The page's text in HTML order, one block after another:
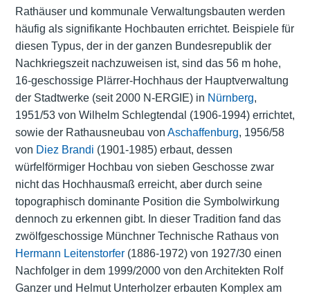
Rathäuser und kommunale Verwaltungsbauten werden
häufig als signifikante Hochbauten errichtet. Beispiele für
diesen Typus, der in der ganzen Bundesrepublik der
Nachkriegszeit nachzuweisen ist, sind das 56 m hohe,
16-geschossige Plärrer-Hochhaus der Hauptverwaltung
der Stadtwerke (seit 2000 N-ERGIE) in Nürnberg,
1951/53 von Wilhelm Schlegtendal (1906-1994) errichtet,
sowie der Rathausneubau von Aschaffenburg, 1956/58
von Diez Brandi (1901-1985) erbaut, dessen
würfelförmiger Hochbau von sieben Geschosse zwar
nicht das Hochhausmaß erreicht, aber durch seine
topographisch dominante Position die Symbolwirkung
dennoch zu erkennen gibt. In dieser Tradition fand das
zwölfgeschossige Münchner Technische Rathaus von
Hermann Leitenstorfer(1886-1972) von 1927/30 einen
Nachfolger in dem 1999/2000 von den Architekten Rolf
Ganzer und Helmut Unterholzer erbauten Komplex am